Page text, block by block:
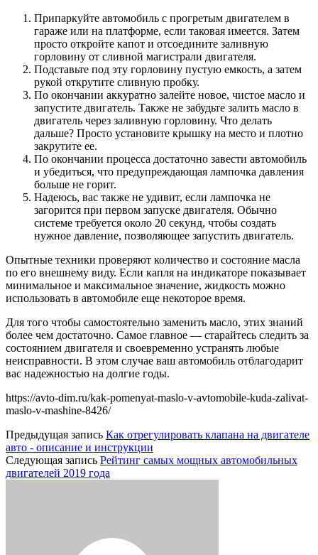
Припаркуйте автомобиль с прогретым двигателем в
гараже или на платформе, если таковая имеется. Затем
просто откройте капот и отсоедините заливную
горловину от сливной магистрали двигателя.
Подставьте под эту горловину пустую емкость, а затем
рукой открутите сливную пробку.
По окончании аккуратно залейте новое, чистое масло и
запустите двигатель. Также не забудьте залить масло в
двигатель через заливную горловину. Что делать
дальше? Просто установите крышку на место и плотно
закрутите ее.
По окончании процесса достаточно завести автомобиль
и убедиться, что предупреждающая лампочка давления
больше не горит.
Надеюсь, вас также не удивит, если лампочка не
загорится при первом запуске двигателя. Обычно
системе требуется около 20 секунд, чтобы создать
нужное давление, позволяющее запустить двигатель.
Опытные техники проверяют количество и состояние масла
по его внешнему виду. Если капля на индикаторе показывает
минимальное и максимальное значение, жидкость можно
использовать в автомобиле еще некоторое время.
Для того чтобы самостоятельно заменить масло, этих знаний
более чем достаточно. Самое главное — старайтесь следить за
состоянием двигателя и своевременно устранять любые
неисправности. В этом случае ваш автомобиль отблагодарит
вас надежностью на долгие годы.
https://avto-dim.ru/kak-pomenyat-maslo-v-avtomobile-kuda-zalivat-
maslo-v-mashine-8426/
Предыдущая запись Как отрегулировать клапана на двигателе
авто - описание и инструкции
Следующая запись Рейтинг самых мощных автомобильных
двигателей 2019 года